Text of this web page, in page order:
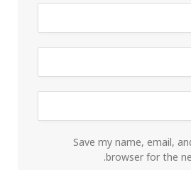
Save my name, email,
browser for the